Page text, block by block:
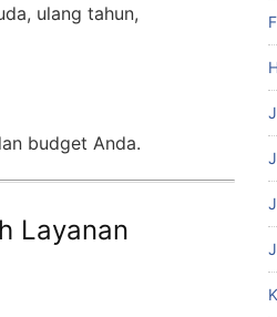
ulang tahun,
budget Anda.
Layanan